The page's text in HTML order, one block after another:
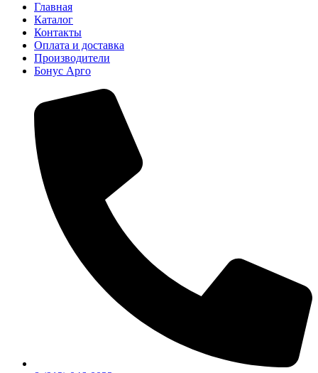
Главная
Каталог
Контакты
Оплата и доставка
Производители
Бонус Арго